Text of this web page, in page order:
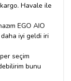
Havale ile
EGO AIO
iyi geldi iri
seçim
bunu